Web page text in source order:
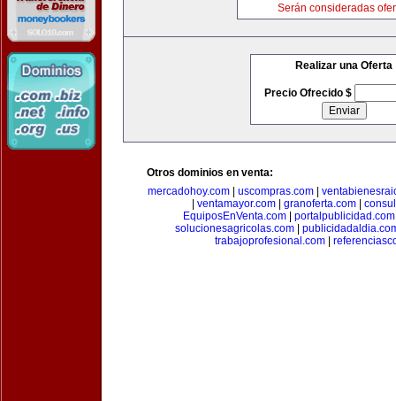
Serán consideradas
Realizar una Oferta
Precio Ofrecido $
Otros dominios en venta:
mercadohoy.com| uscompras.com|
ventamayor.com| granoferta.com|
EquiposEnVenta.com
portalpublicidad.com
solucionesagricolas.com|
trabajoprofesional.com|